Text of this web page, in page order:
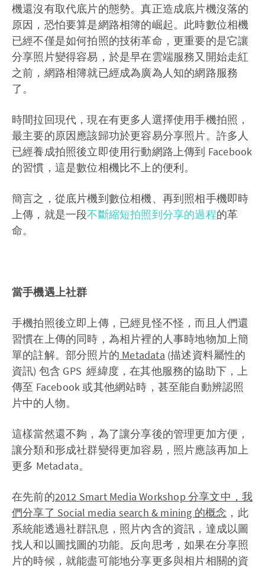
機還沒有取代底片的態勢。真正造成底片機沒落的
原因，恐怕要算是網路相簿的崛起。此時數位相機
已經不僅是如何拍照的技術革命，更重要的是它讓
分享照片變得容易，於是早在雲端服務又開始走紅
之前，網路相簿就已經成為廣為人知的網路服務
了。
時間拉回現代，現在有更多人選擇使用手機拍照，
最主要的原因應該歸功於更容易分享照片。許多人
已經養成拍照後立即使用行動網路上傳到 Facebook
的習慣，這是數位相機比不上的便利。
簡言之，從底片機到數位相機、再到照相手機即時
上傳，就是一段不斷縮短拍照到分享的過程的革
命。
當手機遇上社群
手機拍照後立即上傳，已經見怪不怪，而且人們還
習慣在上傳的同時，為相片裡的人事時地物加上簡
單的註解。部分照片的 Metadata (描述資料屬性的
資訊) 包含 GPS 經緯度，在其他服務的協助下，上
傳至 Facebook 或其他網站時，甚至能自動辨認照
片中的人物。
這樣當然還不夠，為了讓分享後的管理更加方便，
讓分類和形成社群變得更加容易，照片應該再加上
更多 Metadata。
在先前的2012 Smart Media Workshop 分享文中，我
們分享了 Social media search & mining 的概念 ，此
系統能透過社群訊息，照片內含的資訊，達成以圖
找人和以圖找圖的功能。反向思考，如果在分享照
片的時候，就能盡可能地分享更多與相片相關的資